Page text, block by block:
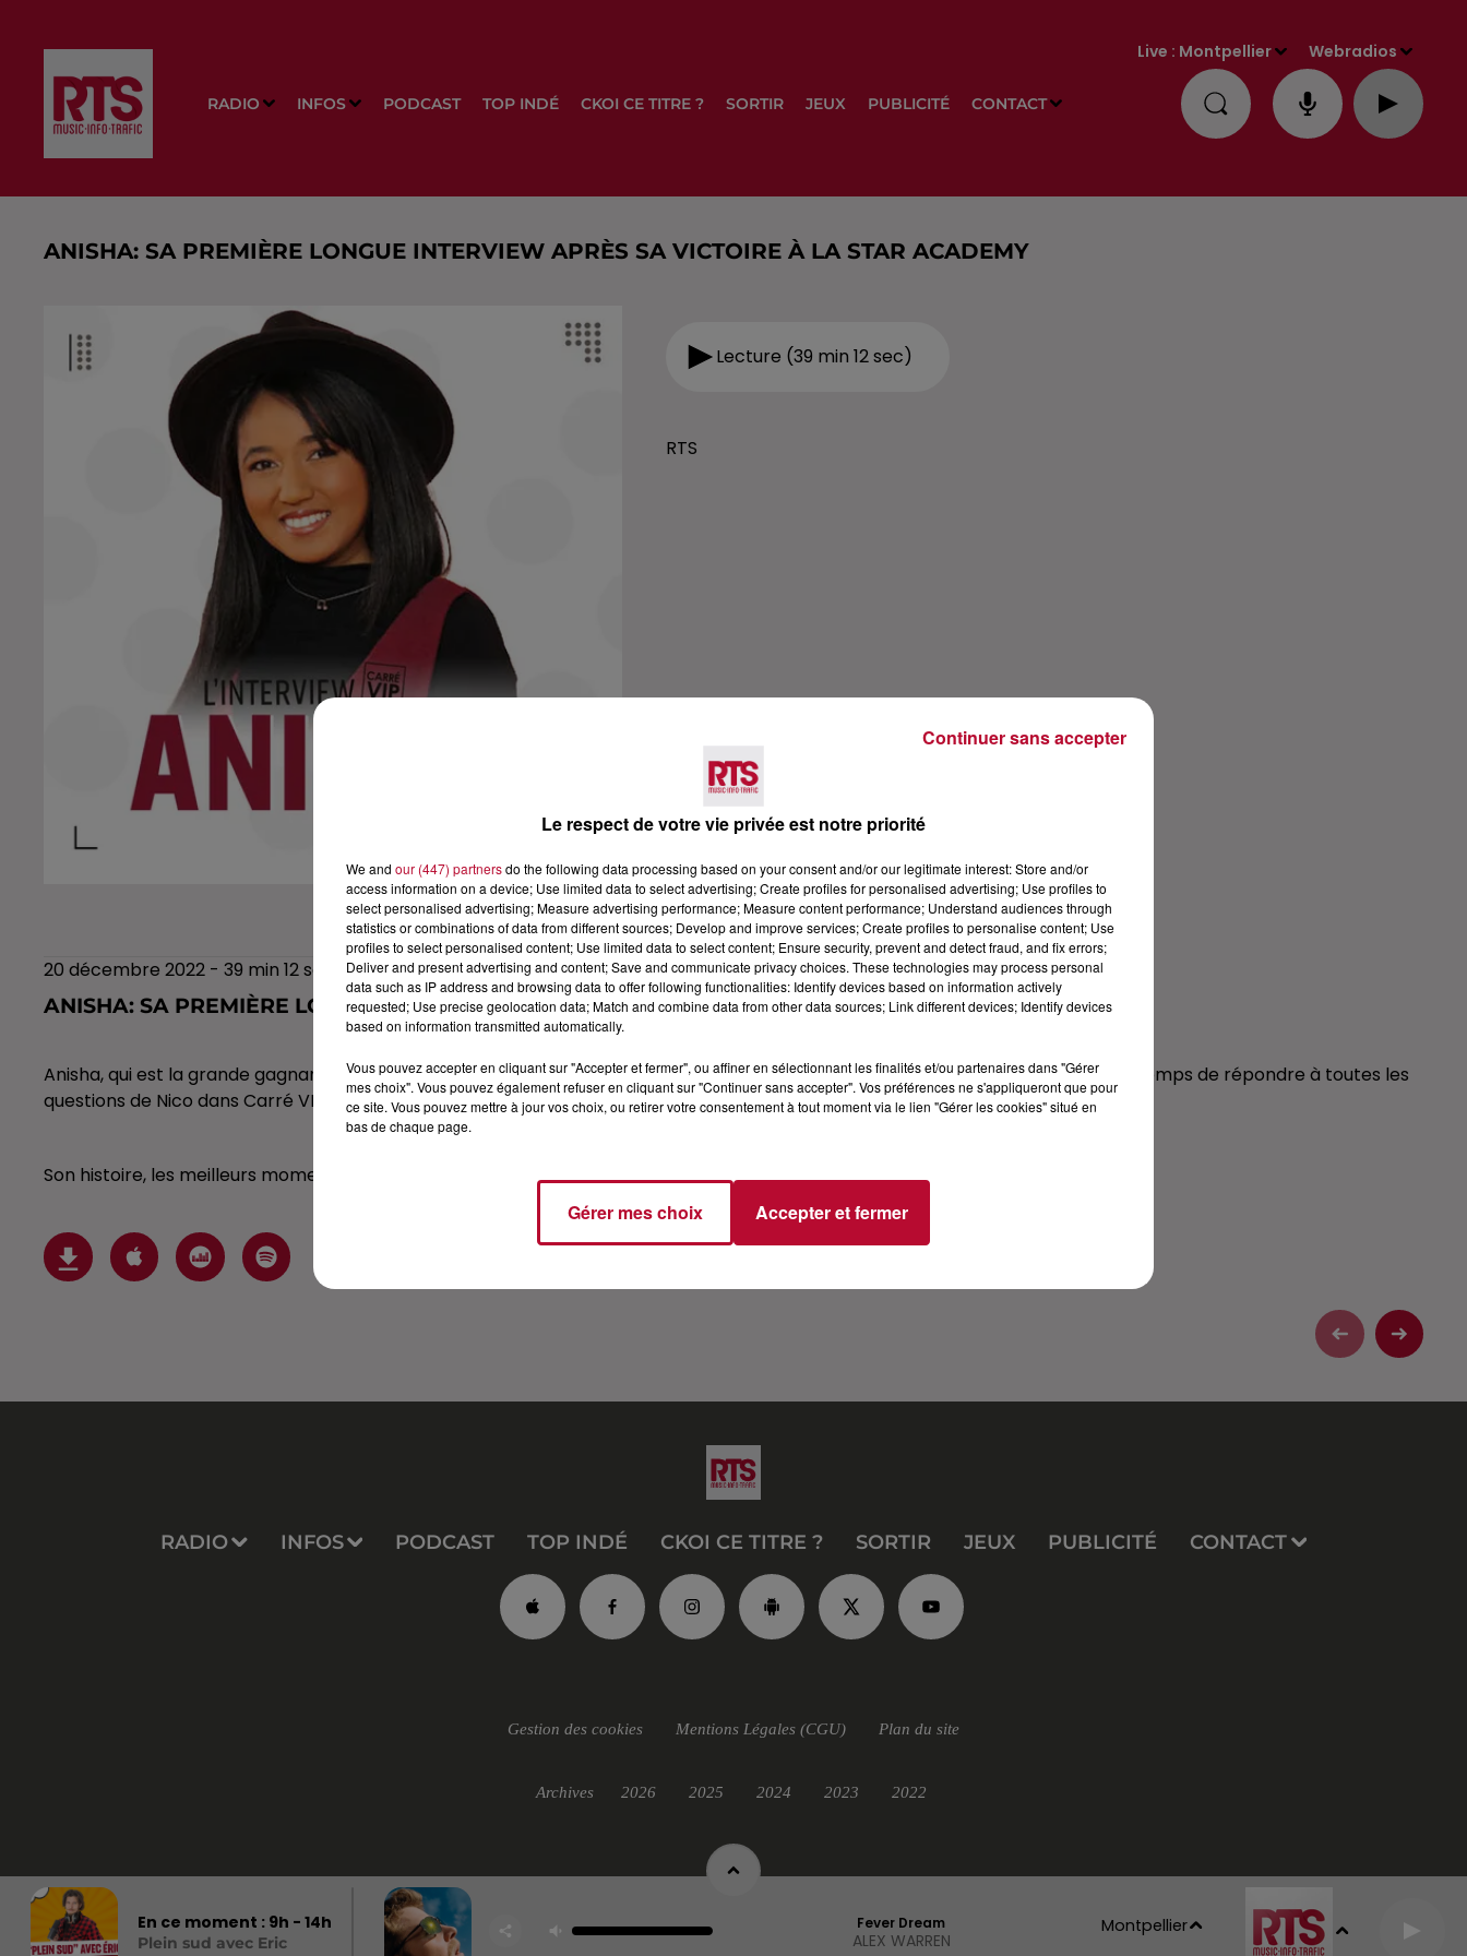
RADIO INFOS PODCAST TOP INDÉ CKOI CE TITRE ? SORTIR JEUX PUBLICITÉ CONTACT
Live : Montpellier Webradios
ANISHA: SA PREMIÈRE LONGUE INTERVIEW APRÈS SA VICTOIRE À LA STAR ACADEMY
Lecture (39 min 12 sec)
RTS
20 décembre 2022 - 39 min 12 sec
ANISHA: SA PREMIÈRE LONGUE INTERVIEW APRÈS SA VICTOIRE À LA STAR ACADEMY
Anisha, qui est la grande gagnante de la Star Academy 2022 ? Pour la première fois depuis sa sortie du chateau, Anisha a pris le temps de répondre à toutes les
questions de Nico dans Carré VIP...
Son histoire, les meilleurs moments de sa Star Academy mais aussi son futur, Anisha vous dit tout...
RADIO INFOS PODCAST TOP INDÉ CKOI CE TITRE ? SORTIR JEUX PUBLICITÉ CONTACT
En ce moment : 9h - 14h
Plein sud avec Eric
Fever Dream
ALEX WARREN
Montpellier
Gestion des cookies Mentions Légales (CGU) Plan du site
Archives 2026 2025 2024 2023 2022
Le respect de votre vie privée est notre priorité
We and our (447) partnersdo the following data processing based on your consent and/or our legitimate interest: Store and/or
access information on a device; Use limited data to select advertising; Create profiles for personalised advertising; Use profiles to
select personalised advertising; Measure advertising performance; Measure content performance; Understand audiences through
statistics or combinations of data from different sources; Develop and improve services; Create profiles to personalise content; Use
profiles to select personalised content; Use limited data to select content; Ensure security, prevent and detect fraud, and fix errors;
Deliver and present advertising and content; Save and communicate privacy choices. These technologies may process personal
data such as IP address and browsing data to offer following functionalities: Identify devices based on information actively
requested; Use precise geolocation data; Match and combine data from other data sources; Link different devices; Identify devices
based on information transmitted automatically.
Vous pouvez accepter en cliquant sur "Accepter et fermer", ou affiner en sélectionnant les finalités et/ou partenaires dans "Gérer
mes choix". Vous pouvez également refuser en cliquant sur "Continuer sans accepter". Vos préférences ne s'appliqueront que pour
ce site. Vous pouvez mettre à jour vos choix, ou retirer votre consentement à tout moment via le lien "Gérer les cookies" situé en
bas de chaque page.
Gérer mes choix Accepter et fermer
Continuer sans accepter